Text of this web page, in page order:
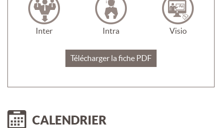
Inter Intra Visio
Télécharger la fiche PDF
CALENDRIER